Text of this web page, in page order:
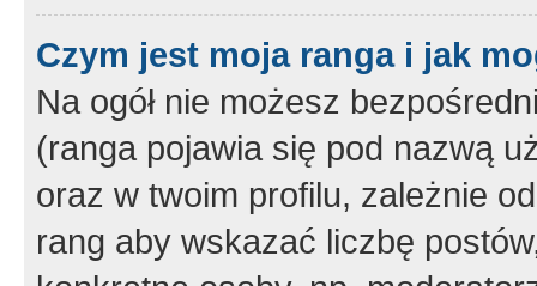
Czym jest moja ranga i jak
Na ogół nie możesz
(ranga pojawia się pod nazwą
oraz w twoim profilu, zależnie
rang aby wskazać liczbę